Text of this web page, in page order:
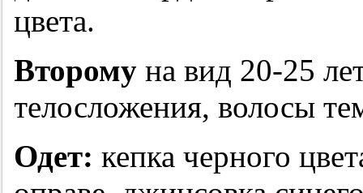
цвета.
Второму на вид 20-25
телосложения, волосы
Одет: кепка черного